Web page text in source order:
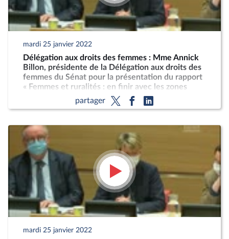
mardi 25 janvier 2022
Délégation aux droits des femmes : Mme Annick
Billon, présidente de la Délégation aux droits des
femmes du Sénat pour la présentation du rapport
« Femmes et ruralités : en finir avec les zones
blanches de l'égalité »
partager
mardi 25 janvier 2022